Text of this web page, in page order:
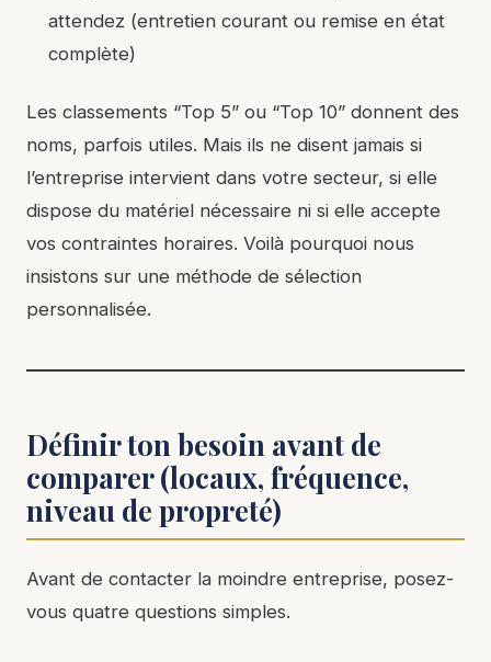
attendez (entretien courant ou remise en état
complète)
Les classements “Top 5” ou “Top 10” donnent des
noms, parfois utiles. Mais ils ne disent jamais si
l’entreprise intervient dans votre secteur, si elle
dispose du matériel nécessaire ni si elle accepte
vos contraintes horaires. Voilà pourquoi nous
insistons sur une méthode de sélection
personnalisée.
Définir ton besoin avant de
comparer (locaux, fréquence,
niveau de propreté)
Avant de contacter la moindre entreprise, posez-
vous quatre questions simples.